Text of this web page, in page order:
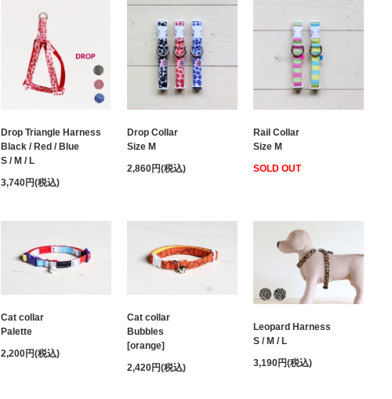
Drop Triangle Harness
Black / Red / Blue
S / M / L
3,740円(税込)
Drop Collar
Size M
2,860円(税込)
Rail Collar
Size M
SOLD OUT
Cat collar
Palette
2,200円(税込)
Cat collar
Bubbles
[orange]
2,420円(税込)
Leopard Harness
S / M / L
3,190円(税込)